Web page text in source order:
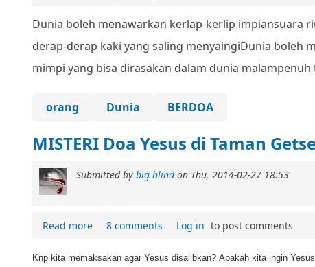
Dunia boleh menawarkan kerlap-kerlip impiansuara
derap-derap kaki yang saling menyaingiDunia boleh
mimpi yang bisa dirasakan dalam dunia malampenuh
orang Dunia BERDOA
MISTERI Doa Yesus di Taman
Submitted by big blindon Thu, 2014-02-27 18:53
Read more 8 comments Log in to post comments
Knp kita memaksakan agar Yesus disalibkan? Apakah kita ingin